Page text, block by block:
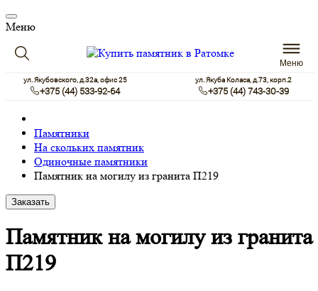
Меню
Меню
ул. Якубовского, д.32а, офис 25
+375 (44) 533-92-64
ул. Якуба Коласа, д.73, корп.2
+375 (44) 743-30-39
Памятники
На скольких памятник
Одиночные памятники
Памятник на могилу из гранита П219
Заказать
Памятник на могилу из гранита
П219